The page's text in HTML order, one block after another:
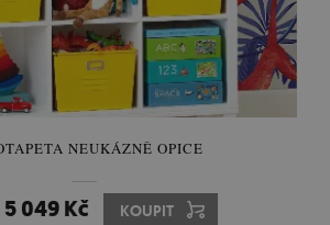
NEUKÁZNĚ OPICE
5 049 Kč KOUPIT